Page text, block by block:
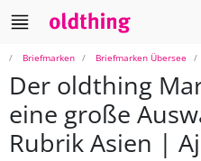
Briefmarken Briefmarken Übersee
Der oldthing
eine große
Rubrik Asien |